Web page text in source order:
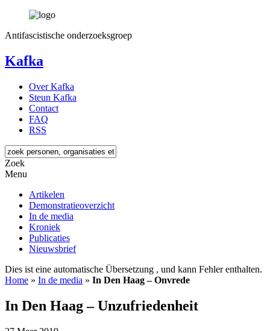
Antifascistische onderzoeksgroep
Kafka
Over Kafka
Steun Kafka
Contact
FAQ
RSS
Zoek
Menu
Artikelen
Demonstratieoverzicht
In de media
Kroniek
Publicaties
Nieuwsbrief
Dies ist eine automatische Übersetzung , und kann Fehler enthalten.
Home » In de media » In Den Haag – Onvrede
In Den Haag – Unzufriedenheit